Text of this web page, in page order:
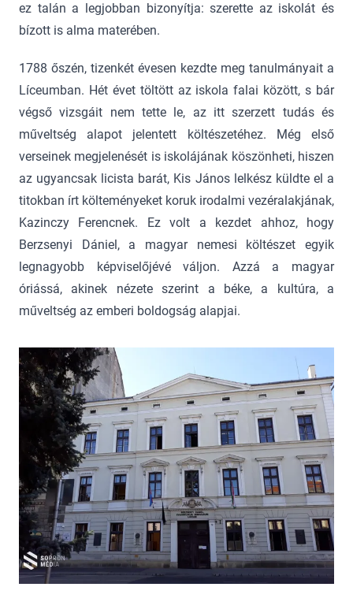
ez talán a legjobban bizonyítja: szerette az iskolát és
bízott is alma materében.
1788 őszén, tizenkét évesen kezdte meg tanulmányait a
Líceumban. Hét évet töltött az iskola falai között, s bár
végső vizsgáit nem tette le, az itt szerzett tudás és
műveltség alapot jelentett költészetéhez. Még első
verseinek megjelenését is iskolájának köszönheti, hiszen
az ugyancsak licista barát, Kis János lelkész küldte el a
titokban írt költeményeket koruk irodalmi vezéralakjának,
Kazinczy Ferencnek. Ez volt a kezdet ahhoz, hogy
Berzsenyi Dániel, a magyar nemesi költészet egyik
legnagyobb képviselőjévé váljon. Azzá a magyar
óriássá, akinek nézete szerint a béke, a kultúra, a
műveltség az emberi boldogság alapjai.